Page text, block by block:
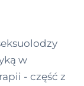
w
- część z